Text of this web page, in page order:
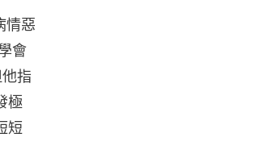
情惡
會
指
極
短